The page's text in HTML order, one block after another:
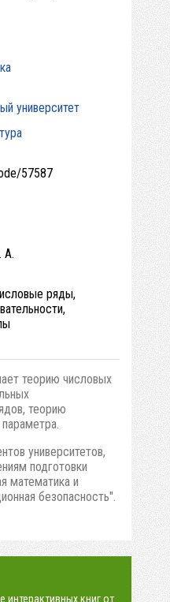
университет
57587
А.
ряды,
теорию числовых
теорию
университетов,
подготовки
математика и
безопасность".
книг от